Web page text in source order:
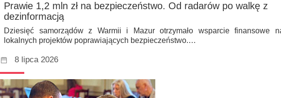
Prawie 1,2 mln zł na bezpieczeństwo. Od radarów po walkę z
dezinformacją
Dziesięć samorządów z Warmii i Mazur otrzymało wsparcie finansowe
lokalnych projektów poprawiających bezpieczeństwo.…
8 lipca 2026